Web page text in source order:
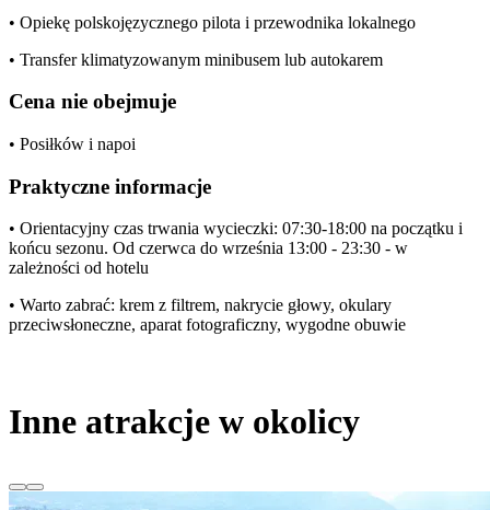
• Opiekę polskojęzycznego pilota i przewodnika lokalnego
• Transfer klimatyzowanym minibusem lub autokarem
Cena nie obejmuje
• Posiłków i napoi
Praktyczne informacje
• Orientacyjny czas trwania wycieczki: 07:30-18:00 na początku i
końcu sezonu. Od czerwca do września 13:00 - 23:30 - w
zależności od hotelu
• Warto zabrać: krem z filtrem, nakrycie głowy, okulary
przeciwsłoneczne, aparat fotograficzny, wygodne obuwie
Inne atrakcje w okolicy